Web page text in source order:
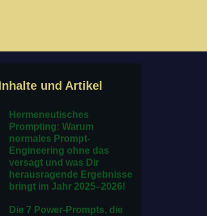
und Artikel
Hermeneutisches
Prompting: Warum
normales Prompt-
Engineering ohne das
versagt und was Dir
herausragende Ergebnisse
bringt im Jahr 2025–2026!
Die 7 Power-Prompts, die